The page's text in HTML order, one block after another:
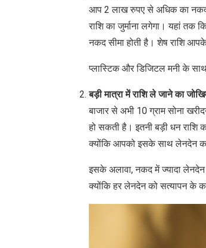
आप 2 लाख रुपए से अधिक का नकद
राशि का जुर्माना लगेगा। यहां तक
नकद सीमा होती है। शेष राशि
प्लास्टिक और डिजिटल मनी के साथ,
बड़ी मात्रा में राशि ले जाने का
बाजार से अभी 10 ग्राम सोना
हो सकती है। इतनी बड़ी धन राशि
क्योंकि आपको इसके साथ लेनदेन
इसके अलावा, नकद में ज्‍यादा
क्योंकि हर लेनदेन को सत्यापन के